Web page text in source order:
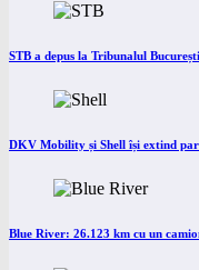
STB a depus la Tribunalul
DKV Mobility și Shell își extind
Blue River: 26.123 km cu un